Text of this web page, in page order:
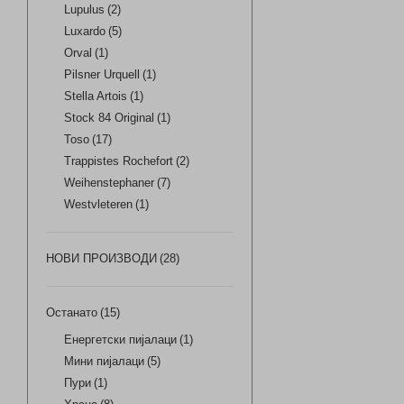
Lupulus (2)
Luxardo (5)
Orval (1)
Pilsner Urquell (1)
Stella Artois (1)
Stock 84 Original (1)
Toso (17)
Trappistes Rochefort (2)
Weihenstephaner (7)
Westvleteren (1)
НОВИ ПРОИЗВОДИ (28)
Останато (15)
Енергетски пијалаци (1)
Мини пијалаци (5)
Пури (1)